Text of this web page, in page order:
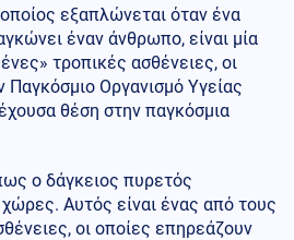
εξαπλώνεται όταν ένα
έναν άνθρωπο, είναι μία
τροπικές ασθένειες, οι
Οργανισμό Υγείας
θέση στην παγκόσμια
ο δάγκειος πυρετός
Αυτός είναι ένας από τους
οι οποίες επηρεάζουν